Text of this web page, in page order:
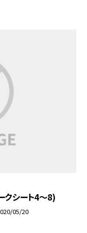
シート4〜8)
05/20